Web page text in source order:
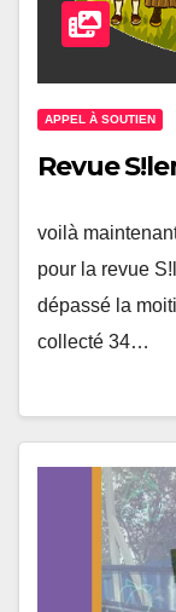
APPEL À SOUTIEN
Revue
voilà
pour la revue
dépassé la
collecté 34…